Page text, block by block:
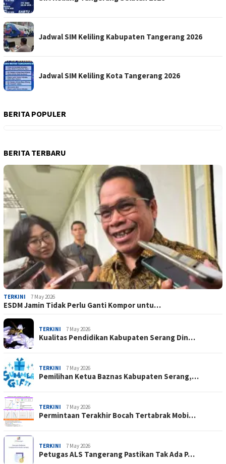
Jadwal SIM Keliling Kabupaten Tangerang 2026
Jadwal SIM Keliling Kota Tangerang 2026
BERITA POPULER
BERITA TERBARU
TERKINI 7 May 2026
ESDM Jamin Tidak Perlu Ganti Kompor untu…
TERKINI 7 May 2026
Kualitas Pendidikan Kabupaten Serang Din…
TERKINI 7 May 2026
Pemilihan Ketua Baznas Kabupaten Serang,…
TERKINI 7 May 2026
Permintaan Terakhir Bocah Tertabrak Mobi…
TERKINI 7 May 2026
Petugas ALS Tangerang Pastikan Tak Ada P…